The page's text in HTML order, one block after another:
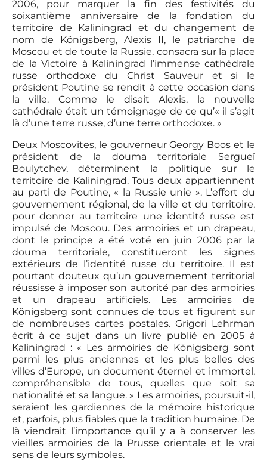
2006, pour marquer la fin des festivités du
soixantième anniversaire de la fondation du
territoire de Kaliningrad et du changement de
nom de Königsberg, Alexis II, le patriarche de
Moscou et de toute la Russie, consacra sur la place
de la Victoire à Kaliningrad l’immense cathédrale
russe orthodoxe du Christ Sauveur et si le
président Poutine se rendit à cette occasion dans
la ville. Comme le disait Alexis, la nouvelle
cathédrale était un témoignage de ce qu’« il s’agit
là d’une terre russe, d’une terre orthodoxe. »
Deux Moscovites, le gouverneur Georgy Boos et le
président de la douma territoriale Sergueï
Boulytchev, déterminent la politique sur le
territoire de Kaliningrad. Tous deux appartiennent
au parti de Poutine, « la Russie unie ». L’effort du
gouvernement régional, de la ville et du territoire,
pour donner au territoire une identité russe est
impulsé de Moscou. Des armoiries et un drapeau,
dont le principe a été voté en juin 2006 par la
douma territoriale, constitueront les signes
extérieurs de l’identité russe du territoire. Il est
pourtant douteux qu’un gouvernement territorial
réussisse à imposer son autorité par des armoiries
et un drapeau artificiels. Les armoiries de
Königsberg sont connues de tous et figurent sur
de nombreuses cartes postales. Grigori Lehrman
écrit à ce sujet dans un livre publié en 2005 à
Kaliningrad : « Les armoiries de Königsberg sont
parmi les plus anciennes et les plus belles des
villes d’Europe, un document éternel et immortel,
compréhensible de tous, quelles que soit sa
nationalité et sa langue. » Les armoiries, poursuit-il,
seraient les gardiennes de la mémoire historique
et, parfois, plus fiables que la tradition humaine. De
là viendrait l’importance qu’il y a à conserver les
vieilles armoiries de la Prusse orientale et le vrai
sens de leurs symboles.